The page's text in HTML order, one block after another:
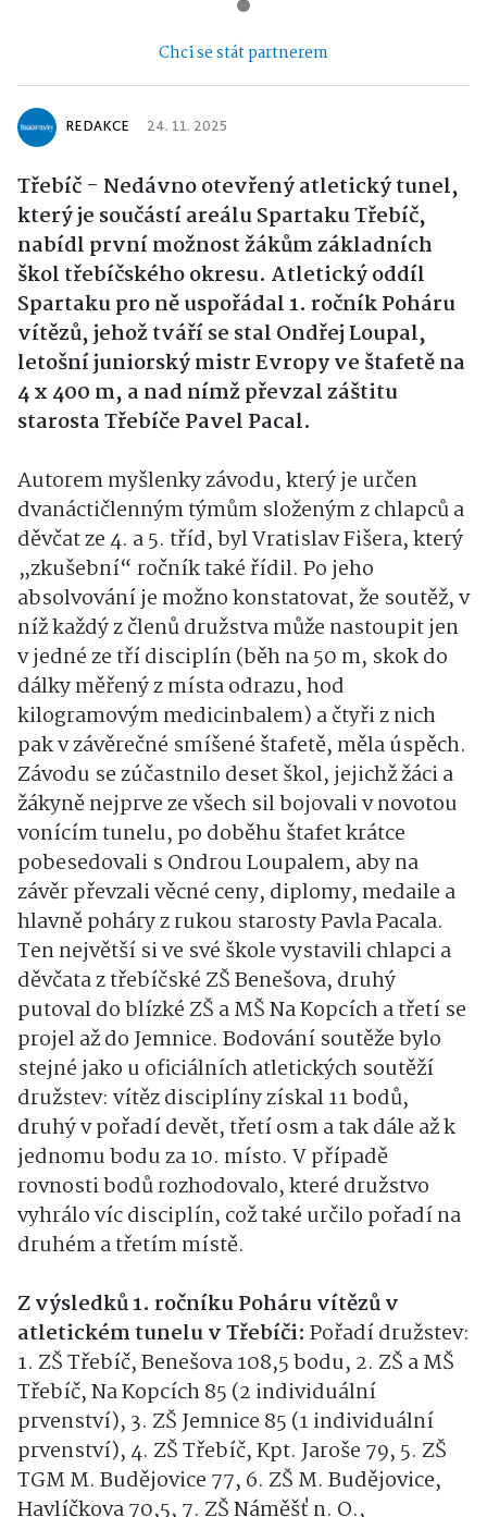
Chci se stát partnerem
REDAKCE 24. 11. 2025
Třebíč - Nedávno otevřený atletický tunel,
který je součástí areálu Spartaku Třebíč,
nabídl první možnost žákům základních
škol třebíčského okresu. Atletický oddíl
Spartaku pro ně uspořádal 1. ročník Poháru
vítězů, jehož tváří se stal Ondřej Loupal,
letošní juniorský mistr Evropy ve štafetě na
4 x 400 m, a nad nímž převzal záštitu
starosta Třebíče Pavel Pacal.
Autorem myšlenky závodu, který je určen
dvanáctičlenným týmům složeným z chlapců a
děvčat ze 4. a 5. tříd, byl Vratislav Fišera, který
„zkušební“ ročník také řídil. Po jeho
absolvování je možno konstatovat, že soutěž, v
níž každý z členů družstva může nastoupit jen
v jedné ze tří disciplín (běh na 50 m, skok do
dálky měřený z místa odrazu, hod
kilogramovým medicinbalem) a čtyři z nich
pak v závěrečné smíšené štafetě, měla úspěch.
Závodu se zúčastnilo deset škol, jejichž žáci a
žákyně nejprve ze všech sil bojovali v novotou
vonícím tunelu, po doběhu štafet krátce
pobesedovali s Ondrou Loupalem, aby na
závěr převzali věcné ceny, diplomy, medaile a
hlavně poháry z rukou starosty Pavla Pacala.
Ten největší si ve své škole vystavili chlapci a
děvčata z třebíčské ZŠ Benešova, druhý
putoval do blízké ZŠ a MŠ Na Kopcích a třetí se
projel až do Jemnice. Bodování soutěže bylo
stejné jako u oficiálních atletických soutěží
družstev: vítěz disciplíny získal 11 bodů,
druhý v pořadí devět, třetí osm a tak dále až k
jednomu bodu za 10. místo. V případě
rovnosti bodů rozhodovalo, které družstvo
vyhrálo víc disciplín, což také určilo pořadí na
druhém a třetím místě.
Z výsledků 1. ročníku Poháru vítězů v
atletickém tunelu v Třebíči: Pořadí družstev:
1. ZŠ Třebíč, Benešova 108,5 bodu, 2. ZŠ a MŠ
Třebíč, Na Kopcích 85 (2 individuální
prvenství), 3. ZŠ Jemnice 85 (1 individuální
prvenství), 4. ZŠ Třebíč, Kpt. Jaroše 79, 5. ZŠ
TGM M. Budějovice 77, 6. ZŠ M. Budějovice,
Havlíčkova 70,5, 7. ZŠ Náměšť n. O.,